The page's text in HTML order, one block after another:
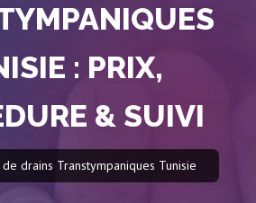
: PRIX,
& SUIVI
de drains Transtympaniques Tunisie